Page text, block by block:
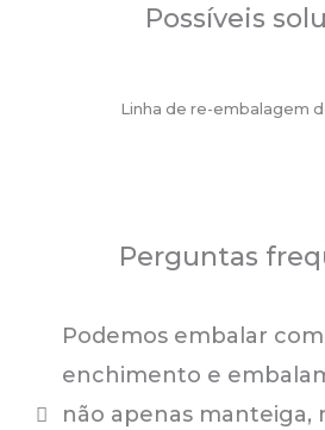
Possíveis
Linha de re-embalagem
Perguntas
Podemos embalar
enchimento e
não apenas manteiga,